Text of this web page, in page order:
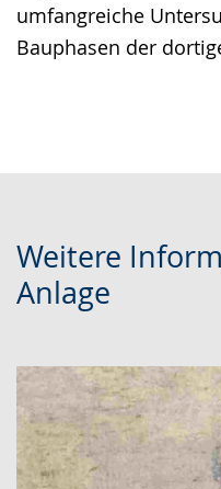
umfangreiche
Bauphasen der
Weitere
Anlage